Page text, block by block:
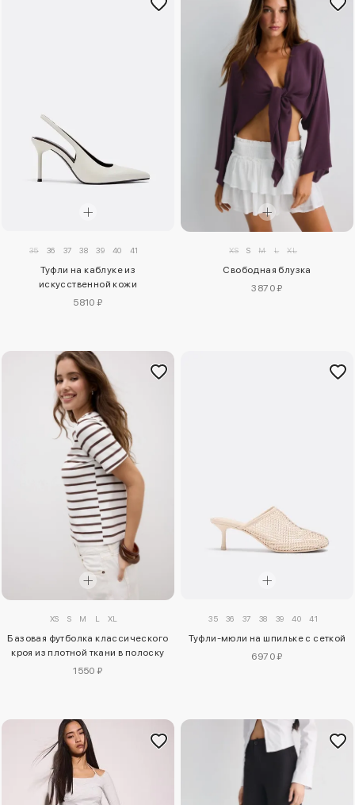
35 36 37 38 39 40 41
Туфли на каблуке из
искусственной кожи
5810 ₽
XS S M L XL
Свободная блузка
3870 ₽
XS S M L XL
Базовая футболка классического
кроя из плотной ткани в полоску
1550 ₽
35 36 37 38 39 40 41
Туфли-мюли на шпильке с сеткой
6970 ₽